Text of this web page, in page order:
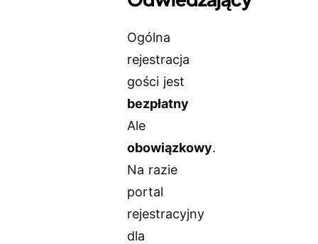
Ogólna
rejestracja
gości jest
bezpłatny
Ale
obowiązkowy.
Na razie
portal
rejestracyjny
dla